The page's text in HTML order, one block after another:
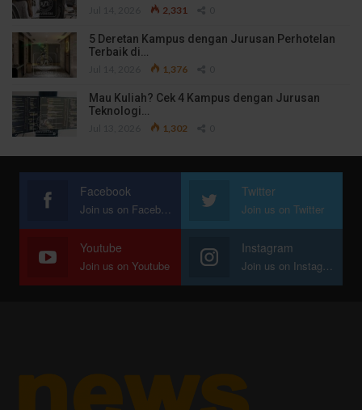
2,331
5 Deretan Kampus dengan Jurusan Perhotelan
Terbaik di…
1,376
Mau Kuliah? Cek 4 Kampus dengan Jurusan
Teknologi…
1,302
Facebook
Join us on Facebook
Twitter
Join us on Twitter
Youtube
Join us on Youtube
Instagram
Join us on Instagram